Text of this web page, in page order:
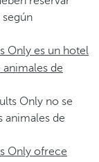
Only es un hotel
de
Only no se
animales de
Only ofrece